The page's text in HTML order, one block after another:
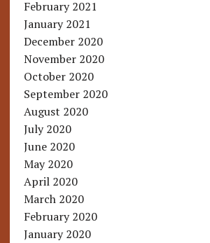
February 2021
January 2021
December 2020
November 2020
October 2020
September 2020
August 2020
July 2020
June 2020
May 2020
April 2020
March 2020
February 2020
January 2020